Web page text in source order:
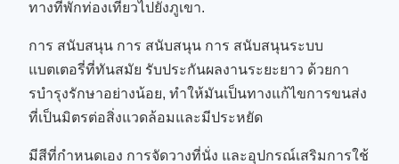
ทางที่พักท่องเที่ยวไปยังภูเขา.
การ สนับสนุน การ สนับสนุน การ สนับสนุนระบบ
แบตเตอรี่ที่ทันสมัย รับประกันผลงานระยะยาว ด้วยกา
รบํารุงรักษาอย่างน้อย, ทําให้มันเป็นทางแก้ไขการขนส่ง
ที่เป็นมิตรต่อสิ่งแวดล้อมและมีประหยัด
มีสีที่กําหนดเอง การจัดวางที่นั่ง และอุปกรณ์เสริมการใช้